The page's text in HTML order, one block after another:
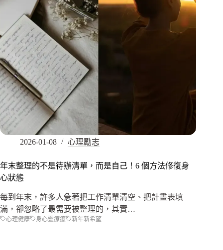
2026-01-08 心理勵志
年末整理的不是待辦清單，而是自己！6 個方法修復身
心狀態
每到年末，許多人急著把工作清單清空、把計畫表填
滿，卻忽略了最需要被整理的，其實…
心理健康 身心靈療癒 新年新希望